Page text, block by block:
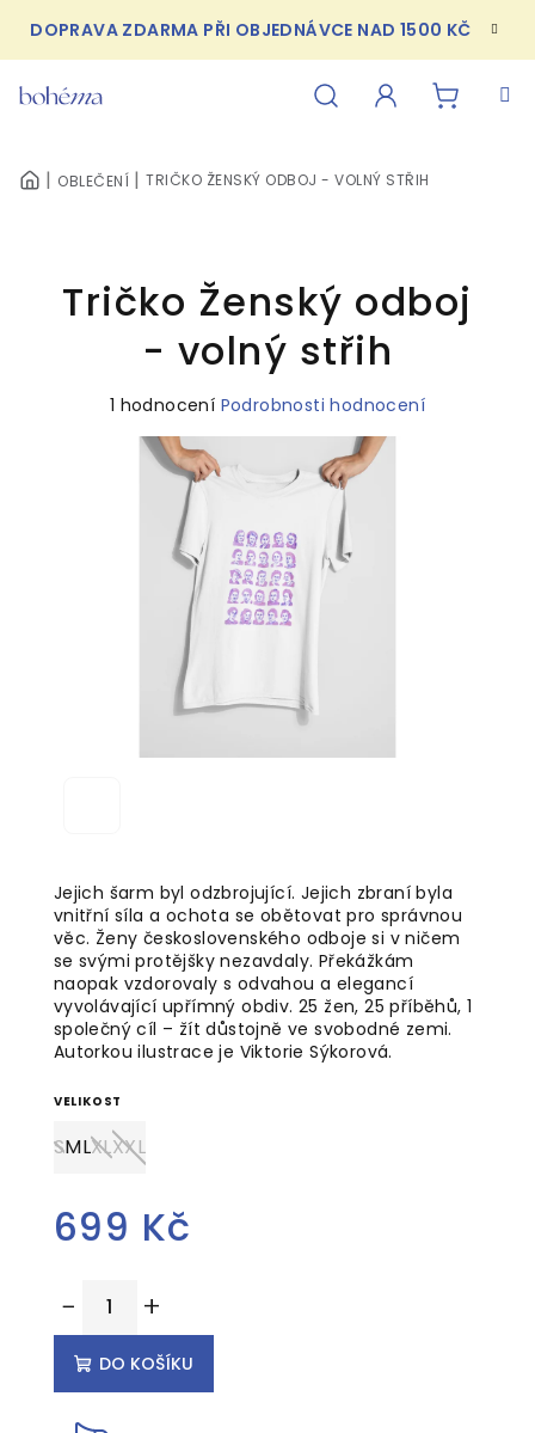
obsah
DOPRAVA ZDARMA PŘI OBJEDNÁVCE NAD 1500 KČ
DOMŮOBLEČENÍ TRIČKO ŽENSKÝ ODBOJ - VOLNÝ STŘIH
Jejich šarm byl odzbrojující. Jejich zbraní byla
vnitřní síla a ochota se obětovat pro správnou
věc. Ženy československého odboje si v ničem
se svými protějšky nezavdaly. Překážkám
naopak vzdorovaly s odvahou a elegancí
vyvolávající upřímný obdiv. 25 žen, 25 příběhů, 1
společný cíl – žít důstojně ve svobodné zemi.
Autorkou ilustrace je Viktorie Sýkorová.
VELIKOST
SMLXLXXL
699 Kč
cena:
+
−
DO KOŠÍKU
Tričko Ženský odboj
- volný střih
Průměrné
produktu
hvězdiček.
1 hodnocení Podrobnosti hodnocení